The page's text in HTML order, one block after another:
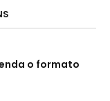
o formato